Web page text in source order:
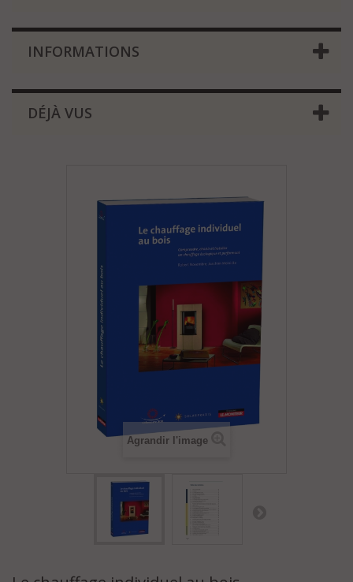
INFORMATIONS
DÉJÀ VUS
Agrandir l'image